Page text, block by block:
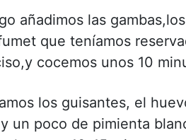
añadimos las
que teníamos
cocemos unos 10
los guisantes, el
un poco de pimienta